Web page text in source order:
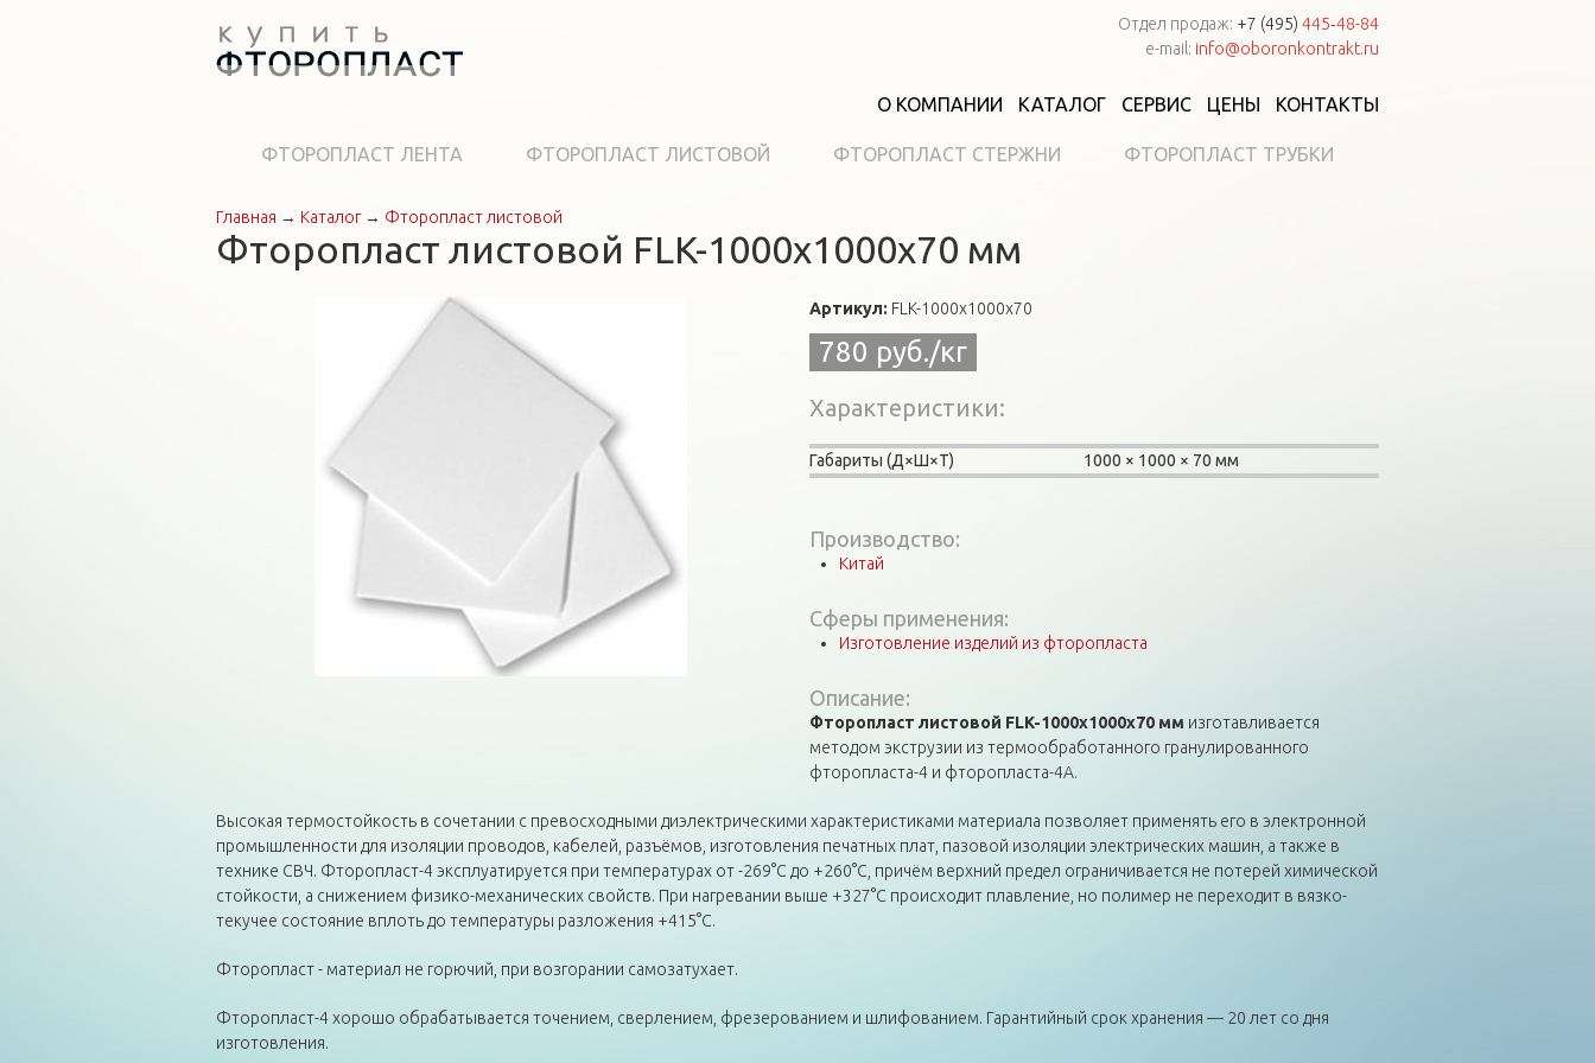
Отдел продаж: +7 (495) 445‑48-84
e-mail: info@oboronkontrakt.ru
О КОМПАНИИ КАТАЛОГ СЕРВИС ЦЕНЫ КОНТАКТЫ
ФТОРОПЛАСТ ЛЕНТА ФТОРОПЛАСТ ЛИСТОВОЙ ФТОРОПЛАСТ СТЕРЖНИ ФТОРОПЛАСТ ТРУБКИ
Вы здесь
Главная → Каталог→ Фторопласт листовой
Фторопласт листовой FLK-1000х1000х70 мм
Артикул: FLK-1000х1000х70
780 руб./кг
Характеристики
Габариты (Д×Ш×Т) 1000 1000 70 мм
Производство:
Китай
Сферы применения:
Изготовление изделий из фторопласта
Описание:
Фторопласт листовой FLK-1000х1000х70 мм изготавливается
методом экструзии из термообработанного гранулированного
фторопласта-4 и фторопласта-4А.
Высокая термостойкость в сочетании с превосходными диэлектрическими характеристиками материала позволяет применять его в электронной
промышленности для изоляции проводов, кабелей, разъёмов, изготовления печатных плат, пазовой изоляции электрических машин, а также в
технике СВЧ. Фторопласт-4 эксплуатируется при температурах от -269°С до +260°С, причём верхний предел ограничивается не потерей химической
стойкости, а снижением физико-механических свойств. При нагревании выше +327°С происходит плавление, но полимер не переходит в вязко-
текучее состояние вплоть до температуры разложения +415°С.
Фторопласт - материал не горючий, при возгорании самозатухает.
Фторопласт-4 хорошо обрабатывается точением, сверлением, фрезерованием и шлифованием. Гарантийный срок хранения — 20 лет со дня
изготовления.